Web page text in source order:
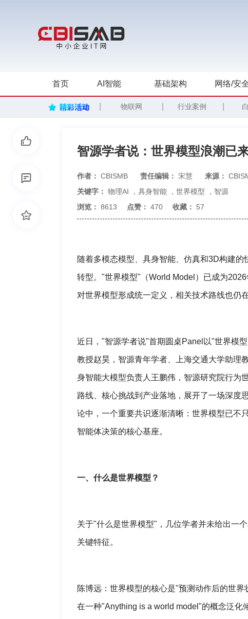
首页 AI智能 基础架构 网络/安
物联网 行业案例
智源学者说：世界模型浪潮
作者： CBISMB 责任编辑： 宋慧 来源：
关键字： 物理AI ， 具身智能 ， 世界模型 ， 智源
浏览： 8613 点赞： 470 收藏： 57
随着多模态模型、具身智能、仿真和3D构建
转型。"世界模型"（World Model）已成为
对世界模型形成统一定义，相关技术路线也仍
近日，"智源学者说"首期圆桌Panel以"世界模
教授赵昊，智源青年学者、上海交通大学助理
身智能大模型负责人王鹏伟，智源研究院行为
路线、核心挑战到产业落地，展开了一场深度
论中，一个重要共识逐渐清晰：世界模型已不
智能体决策的核心基座。
一、什么是世界模型？
关于"什么是世界模型"，几位学者并未给出一
关键特征。
陈博远：世界模型的核心是"预测动作后的世
在一种"Anything is a world model"的概念泛化